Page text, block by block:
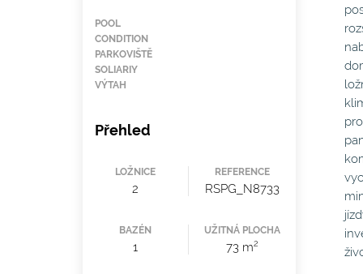
POOL
CONDITION
PARKOVIŠTĚ
SOLIARIY
VÝTAH
Přehled
LOŽNICE
2
REFERENCE
RSPG_N8733
BAZÉN
1
UŽITNÁ PLOCHA
73 m2